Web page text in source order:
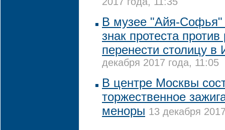
2017 года, 11:35
В музее "Айя-
знак протеста
перенести столицу в
декабря 2017 года, 11:05
В центре Москвы
торжественное
меноры 13 декабря